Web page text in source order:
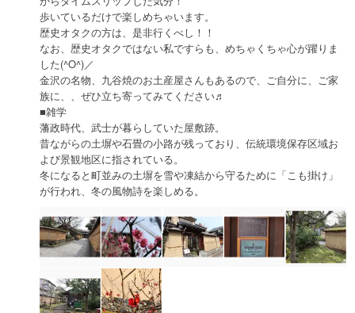
歩いているだけで楽しめちゃいます。
歴史オタクの方は、是非行くべし！！
なお、歴史オタクではない私ですらも、めちゃくちゃ心が躍りま
した(^O^)／
金沢の名物、九谷焼のお土産屋さんもあるので、ご自分に、ご家
族に、、ぜひ立ち寄ってみてください♬
■雑学
藩政時代、武士が暮らしていた屋敷跡。
昔ながらの土塀や石畳の小路が残っており、伝統環境保存区域お
よび景観地区に指されている。
冬になると町並みの土塀を雪や凍結から守るために「こも掛け」
が行われ、冬の風物詩を楽しめる。